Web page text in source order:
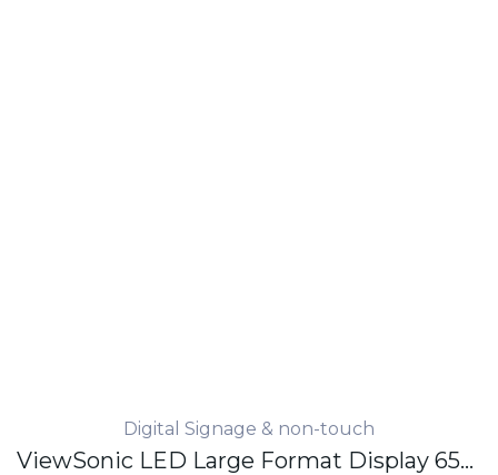
Digital Signage & non-touch
ViewSonic LED Large Format Display 65" - 4K - 500 nits - 24/7 - non touch